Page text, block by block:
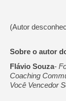
(Autor
Sobre o autor
Flávio Souza-
Coaching
Você Vencedor